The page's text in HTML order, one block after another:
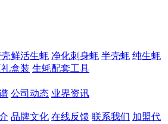
鲜活生蚝 净化刺身蚝 半壳蚝 纯生蚝
盒装 生蚝配套工具
公司动态 业界资讯
品牌文化 在线反馈 联系我们 加盟代